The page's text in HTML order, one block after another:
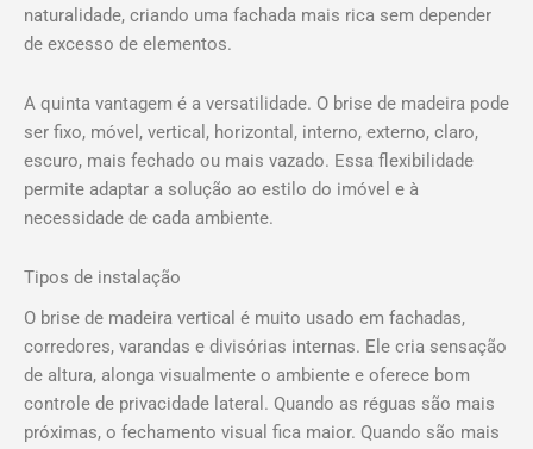
naturalidade, criando uma fachada mais rica sem depender
de excesso de elementos.
A quinta vantagem é a versatilidade. O brise de madeira pode
ser fixo, móvel, vertical, horizontal, interno, externo, claro,
escuro, mais fechado ou mais vazado. Essa flexibilidade
permite adaptar a solução ao estilo do imóvel e à
necessidade de cada ambiente.
Tipos de instalação
O brise de madeira vertical é muito usado em fachadas,
corredores, varandas e divisórias internas. Ele cria sensação
de altura, alonga visualmente o ambiente e oferece bom
controle de privacidade lateral. Quando as réguas são mais
próximas, o fechamento visual fica maior. Quando são mais